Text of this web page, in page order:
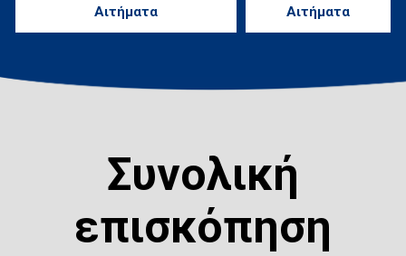
Αιτήματα Αιτήματα
Συνολική
επισκόπηση